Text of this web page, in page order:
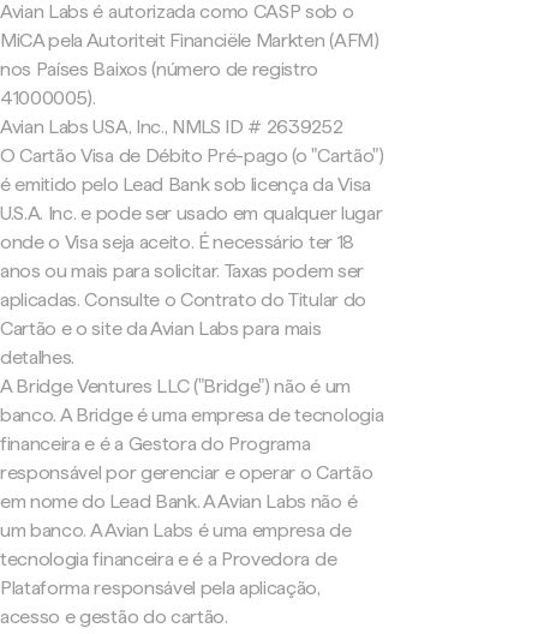
Avian Labs é autorizada como CASP sob o
MiCA pela Autoriteit Financiële Markten (AFM)
nos Países Baixos (número de registro
41000005).
Avian Labs USA, Inc., NMLS ID # 2639252
O Cartão Visa de Débito Pré-pago (o "Cartão")
é emitido pelo Lead Bank sob licença da Visa
U.S.A. Inc. e pode ser usado em qualquer lugar
onde o Visa seja aceito. É necessário ter 18
anos ou mais para solicitar. Taxas podem ser
aplicadas. Consulte o Contrato do Titular do
Cartão e o site da Avian Labs para mais
detalhes.
A Bridge Ventures LLC ("Bridge") não é um
banco. A Bridge é uma empresa de tecnologia
financeira e é a Gestora do Programa
responsável por gerenciar e operar o Cartão
em nome do Lead Bank. A Avian Labs não é
um banco. A Avian Labs é uma empresa de
tecnologia financeira e é a Provedora de
Plataforma responsável pela aplicação,
acesso e gestão do cartão.